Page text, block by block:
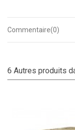
Commentaire(0)
6 Autres produits